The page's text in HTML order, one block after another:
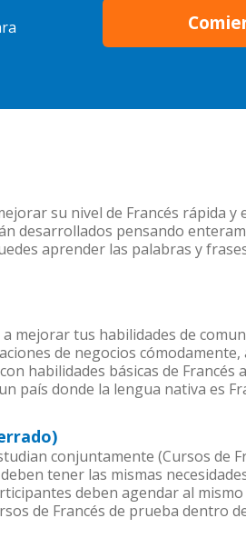
su nivel de Francés rápida y
desarrollados pensando
aprender las palabras y
mejorar tus habilidades de
de negocios
habilidades básicas de Francés
país donde la lengua nativa es
conjuntamente (Cursos de
tener las mismas
deben agendar al
de Francés de prueba dentro